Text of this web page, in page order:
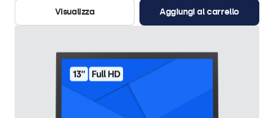
Visualizza
Aggiungi al carrello